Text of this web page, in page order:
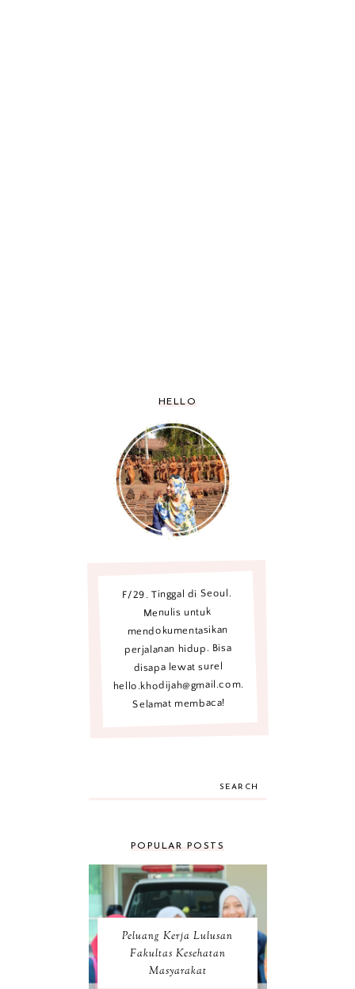
HELLO
F/29. Tinggal di Seoul.
Menulis untuk
mendokumentasikan
perjalanan hidup. Bisa
disapa lewat surel
hello.khodijah@gmail.com.
Selamat membaca!
SEARCH
POPULAR POSTS
Peluang Kerja Lulusan
Fakultas Kesehatan
Masyarakat